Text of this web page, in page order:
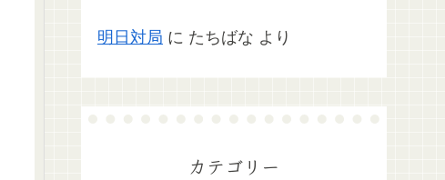
明日対局 に たちばな より
カテゴリー